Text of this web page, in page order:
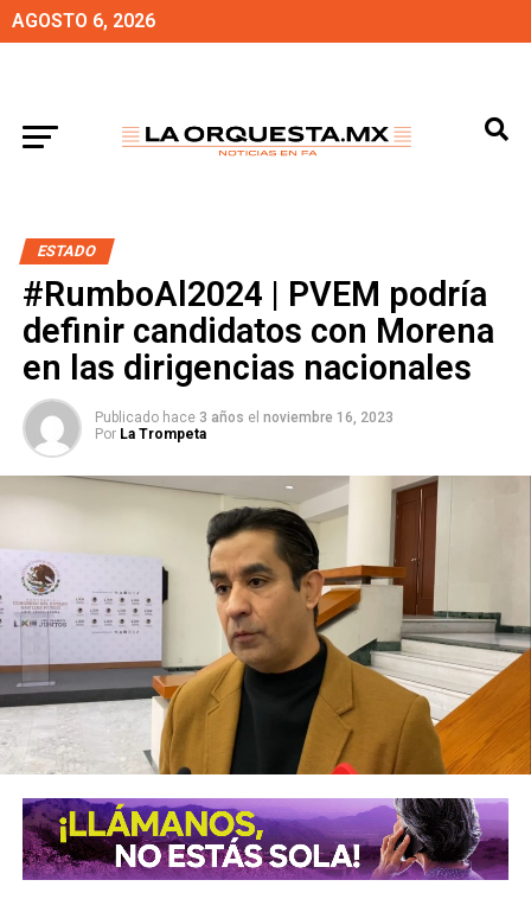
AGOSTO 6, 2026
ESTADO
#RumboAl2024 | PVEM podría
definir candidatos con Morena
en las dirigencias nacionales
Publicado hace 3 años el noviembre 16, 2023
Por La Trompeta